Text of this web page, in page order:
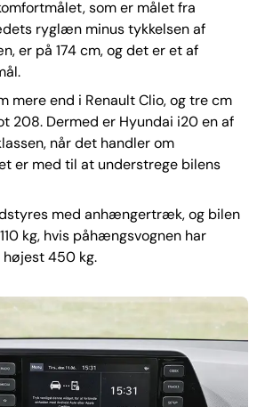
som er målet fra
ryglæn minus tykkelsen af
er på 174 cm, og det er et af
mere end i Renault Clio, og tre cm
208. Dermed er Hyundai i20 en af
når det handler om
er med til at understrege bilens
med anhængertræk, og bilen
kg, hvis påhængsvognen har
højest 450 kg.